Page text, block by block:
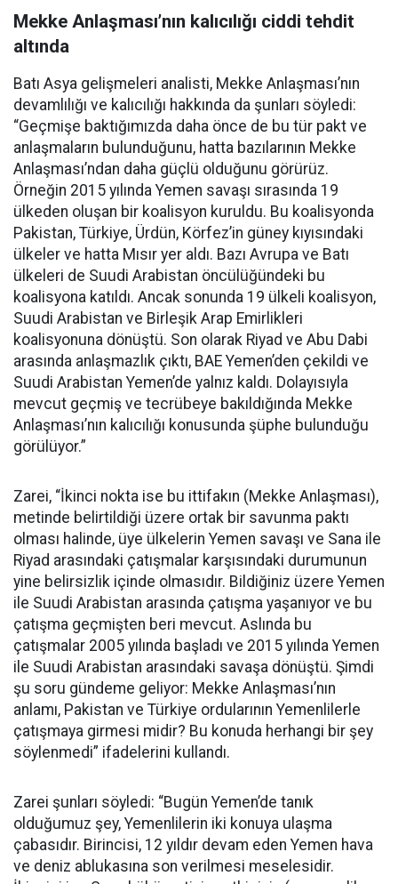
Mekke Anlaşması’nın kalıcılığı ciddi tehdit
altında
Batı Asya gelişmeleri analisti, Mekke Anlaşması’nın
devamlılığı ve kalıcılığı hakkında da şunları söyledi:
“Geçmişe baktığımızda daha önce de bu tür pakt ve
anlaşmaların bulunduğunu, hatta bazılarının Mekke
Anlaşması’ndan daha güçlü olduğunu görürüz.
Örneğin 2015 yılında Yemen savaşı sırasında 19
ülkeden oluşan bir koalisyon kuruldu. Bu koalisyonda
Pakistan, Türkiye, Ürdün, Körfez’in güney kıyısındaki
ülkeler ve hatta Mısır yer aldı. Bazı Avrupa ve Batı
ülkeleri de Suudi Arabistan öncülüğündeki bu
koalisyona katıldı. Ancak sonunda 19 ülkeli koalisyon,
Suudi Arabistan ve Birleşik Arap Emirlikleri
koalisyonuna dönüştü. Son olarak Riyad ve Abu Dabi
arasında anlaşmazlık çıktı, BAE Yemen’den çekildi ve
Suudi Arabistan Yemen’de yalnız kaldı. Dolayısıyla
mevcut geçmiş ve tecrübeye bakıldığında Mekke
Anlaşması’nın kalıcılığı konusunda şüphe bulunduğu
görülüyor.”
Zarei, “İkinci nokta ise bu ittifakın (Mekke Anlaşması),
metinde belirtildiği üzere ortak bir savunma paktı
olması halinde, üye ülkelerin Yemen savaşı ve Sana ile
Riyad arasındaki çatışmalar karşısındaki durumunun
yine belirsizlik içinde olmasıdır. Bildiğiniz üzere Yemen
ile Suudi Arabistan arasında çatışma yaşanıyor ve bu
çatışma geçmişten beri mevcut. Aslında bu
çatışmalar 2005 yılında başladı ve 2015 yılında Yemen
ile Suudi Arabistan arasındaki savaşa dönüştü. Şimdi
şu soru gündeme geliyor: Mekke Anlaşması’nın
anlamı, Pakistan ve Türkiye ordularının Yemenlilerle
çatışmaya girmesi midir? Bu konuda herhangi bir şey
söylenmedi” ifadelerini kullandı.
Zarei şunları söyledi: “Bugün Yemen’de tanık
olduğumuz şey, Yemenlilerin iki konuya ulaşma
çabasıdır. Birincisi, 12 yıldır devam eden Yemen hava
ve deniz ablukasına son verilmesi meselesidir.